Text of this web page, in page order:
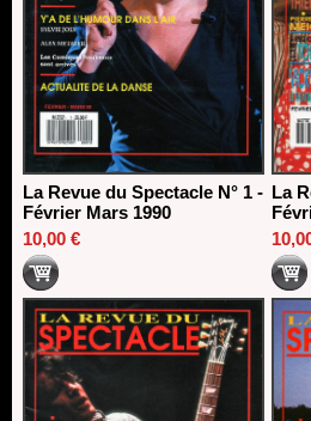
La Revue du Spectacle N° 1 -
Février Mars 1990
10,00 €
La